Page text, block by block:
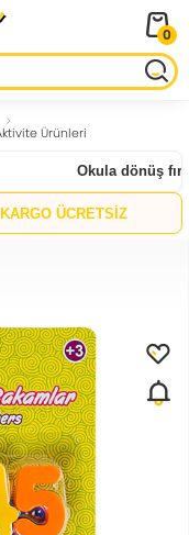
0
Ürünleri
Okula dönüş
KARGO ÜCRETSİZ